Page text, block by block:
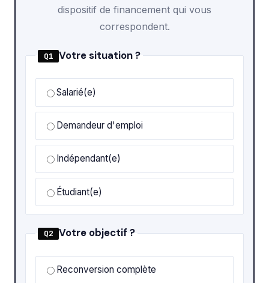
dispositif de financement qui vous
correspondent.
Q1 Votre situation ?
Salarié(e)
Demandeur d'emploi
Indépendant(e)
Étudiant(e)
Q2 Votre objectif ?
Reconversion complète